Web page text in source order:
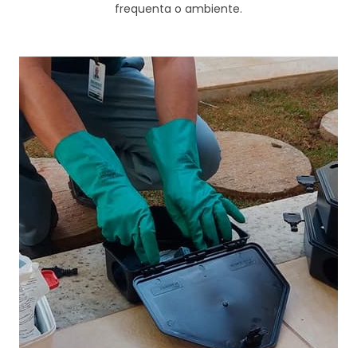
frequenta o ambiente.